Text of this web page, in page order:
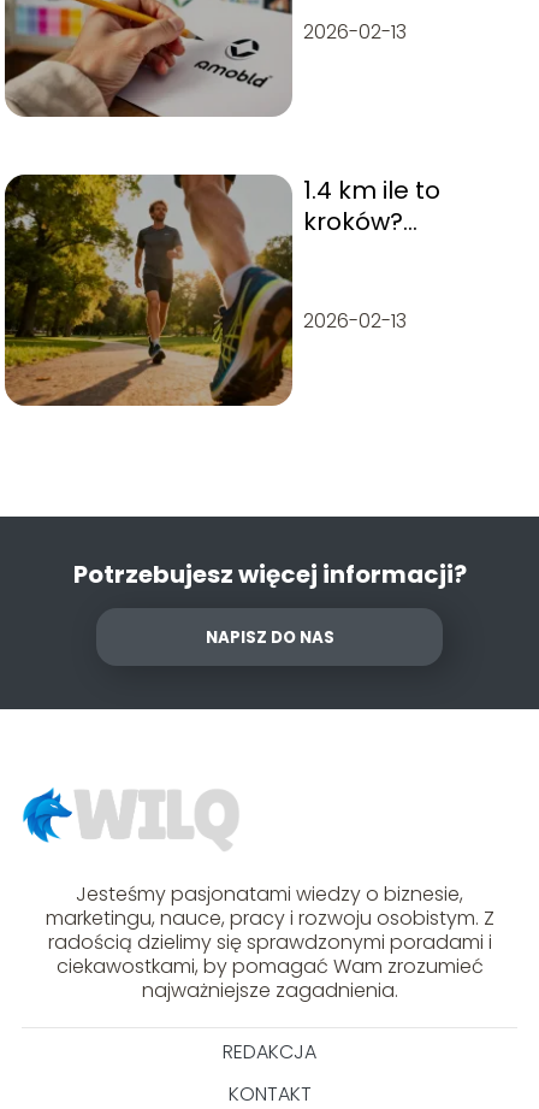
jego długość?
2026-02-13
1.4 km ile to
kroków?
2026-02-13
Potrzebujesz więcej informacji?
NAPISZ DO NAS
Jesteśmy pasjonatami wiedzy o biznesie,
marketingu, nauce, pracy i rozwoju osobistym. Z
radością dzielimy się sprawdzonymi poradami i
ciekawostkami, by pomagać Wam zrozumieć
najważniejsze zagadnienia.
REDAKCJA
KONTAKT